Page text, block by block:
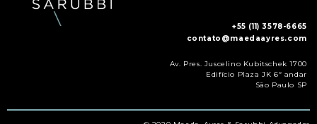
+55 (11) 3578-6665
contato@maedaayres.com
Av. Pres. Juscelino Kubitschek 1700
Edifício Plaza JK 6º andar
São Paulo SP